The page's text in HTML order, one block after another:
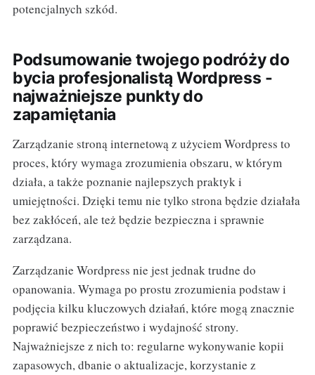
potencjalnych szkód.
Podsumowanie twojego podróży do
bycia profesjonalistą Wordpress -
najważniejsze punkty do
zapamiętania
Zarządzanie stroną internetową z użyciem Wordpress to
proces, który wymaga zrozumienia obszaru, w którym
działa, a także poznanie najlepszych praktyk i
umiejętności. Dzięki temu nie tylko strona będzie działała
bez zakłóceń, ale też będzie bezpieczna i sprawnie
zarządzana.
Zarządzanie Wordpress nie jest jednak trudne do
opanowania. Wymaga po prostu zrozumienia podstaw i
podjęcia kilku kluczowych działań, które mogą znacznie
poprawić bezpieczeństwo i wydajność strony.
Najważniejsze z nich to: regularne wykonywanie kopii
zapasowych, dbanie o aktualizacje, korzystanie z